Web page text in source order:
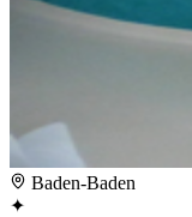
Baden-Baden
✦